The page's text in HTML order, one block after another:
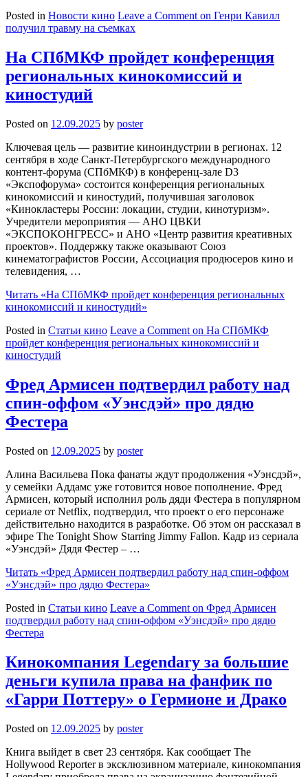
Posted in Новости кино Leave a Comment on Генри Кавилл
получил травму на съемках
На СПбМКФ пройдет конференция
региональных кинокомиссий и
киностудий
Posted on 12.09.2025 by poster
Ключевая цель — развитие киноиндустрии в регионах. 12
сентября в ходе Санкт-Петербургского международного
контент-форума (СПбМКФ) в конференц-зале D3
«Экспофорума» состоится конференция региональных
кинокомиссий и киностудий, получившая заголовок
«Кинокластеры России: локации, студии, кинотуризм».
Учредители мероприятия — АНО ЦВКИ
«ЭКСПОКОНГРЕСС» и АНО «Центр развития креативных
проектов». Поддержку также оказывают Союз
кинематографистов России, Ассоциация продюсеров кино и
телевидения, …
Читать «На СПбМКФ пройдет конференция региональных
кинокомиссий и киностудий»
Posted in Статьи кино Leave a Comment on На СПбМКФ
пройдет конференция региональных кинокомиссий и
киностудий
Фред Армисен подтвердил работу над
спин-оффом «Уэнсдэй» про дядю
Фестера
Posted on 12.09.2025 by poster
Алина Васильева Пока фанаты ждут продолжения «Уэнсдэй»,
у семейки Аддамс уже готовится новое пополнение. Фред
Армисен, который исполнил роль дяди Фестера в популярном
сериале от Netflix, подтвердил, что проект о его персонаже
действительно находится в разработке. Об этом он рассказал в
эфире The Tonight Show Starring Jimmy Fallon. Кадр из сериала
«Уэнсдэй» Дядя Фестер – …
Читать «Фред Армисен подтвердил работу над спин-оффом
«Уэнсдэй» про дядю Фестера»
Posted in Статьи кино Leave a Comment on Фред Армисен
подтвердил работу над спин-оффом «Уэнсдэй» про дядю
Фестера
Кинокомпания Legendary за большие
деньги купила права на фанфик по
«Гарри Поттеру» о Гермионе и Драко
Posted on 12.09.2025 by poster
Книга выйдет в свет 23 сентября. Как сообщает The
Hollywood Reporter в эксклюзивном материале, кинокомпания